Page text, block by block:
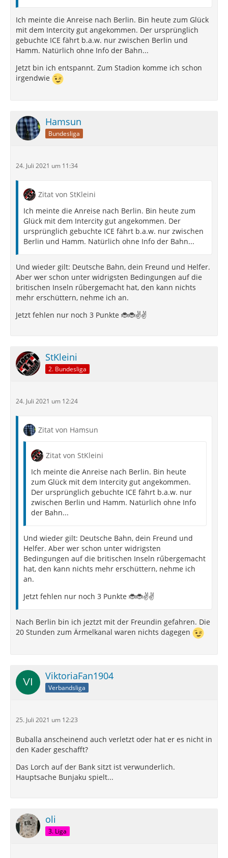
Ich meinte die Anreise nach Berlin. Bin heute zum Glück
mit dem Intercity gut angekommen. Der ursprünglich
gebuchte ICE fährt b.a.w. nur zwischen Berlin und
Hamm. Natürlich ohne Info der Bahn...
Jetzt bin ich entspannt. Zum Stadion komme ich schon
irgendwie
Hamsun
Bundesliga
24. Juli 2021 um 11:34
Zitat von StKleini
Ich meinte die Anreise nach Berlin. Bin heute zum
Glück mit dem Intercity gut angekommen. Der
ursprünglich gebuchte ICE fährt b.a.w. nur zwischen
Berlin und Hamm. Natürlich ohne Info der Bahn...
Und wieder gilt: Deutsche Bahn, dein Freund und Helfer.
Aber wer schon unter widrigsten Bedingungen auf die
britischen Inseln rűbergemacht hat, den kann nichts
mehr erschüttern, nehme ich an.
Jetzt fehlen nur noch 3 Punkte 🐞🐞✌️✌️
StKleini
2. Bundesliga
24. Juli 2021 um 12:24
Zitat von Hamsun
Zitat von StKleini
Ich meinte die Anreise nach Berlin. Bin heute
zum Glück mit dem Intercity gut angekommen.
Der ursprünglich gebuchte ICE fährt b.a.w. nur
zwischen Berlin und Hamm. Natürlich ohne Info
der Bahn...
Und wieder gilt: Deutsche Bahn, dein Freund und
Helfer. Aber wer schon unter widrigsten
Bedingungen auf die britischen Inseln rűbergemacht
hat, den kann nichts mehr erschüttern, nehme ich
an.
Jetzt fehlen nur noch 3 Punkte 🐞🐞✌️✌️
Nach Berlin bin ich jeztzt mit der Freundin gefahren. Die
20 Stunden zum Ärmelkanal waren nichts dagegen
ViktoriaFan1904
Verbandsliga
25. Juli 2021 um 12:23
Buballa anscheinend auch verletzt oder hat er es nicht in
den Kader geschafft?
Das Lorch auf der Bank sitzt ist verwunderlich.
Hauptsache Bunjaku spielt...
oli
3. Liga